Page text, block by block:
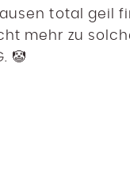
total geil
mehr zu
🤡